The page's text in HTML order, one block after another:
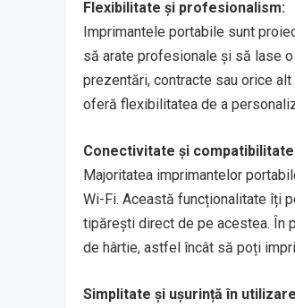
Flexibilitate și profesionalism:
Imprimantele portabile sunt
să arate profesionale și să lase
prezentări, contracte sau orice
oferă flexibilitatea de a
Conectivitate și
Majoritatea imprimantelor
Wi-Fi. Această funcționalitate îți
tipărești direct de pe acestea. În
de hârtie, astfel încât să poți
Simplitate și ușurință în